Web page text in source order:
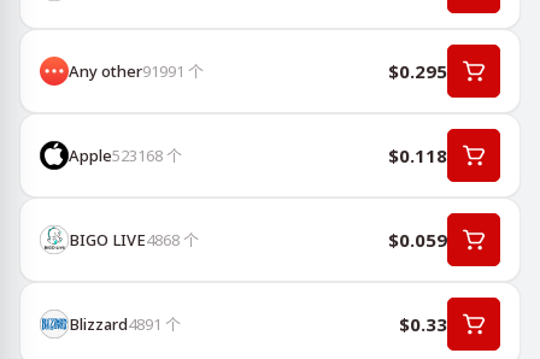
Any other91991 个 $0.295
Apple523168个 $0.118
BIGO LIVE4868个 $0.059
Blizzard4891 个 $0.33